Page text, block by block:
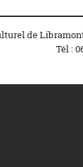
de
Tél :